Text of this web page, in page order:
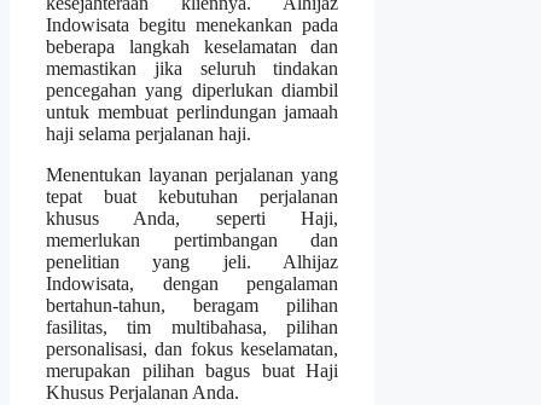
Indowisata begitu menekankan pada
beberapa langkah keselamatan dan
memastikan jika seluruh tindakan
pencegahan yang diperlukan diambil
untuk membuat perlindungan jamaah
haji selama perjalanan haji.
Menentukan layanan perjalanan yang
tepat buat kebutuhan perjalanan
khusus Anda, seperti Haji,
memerlukan pertimbangan dan
penelitian yang jeli. Alhijaz
Indowisata, dengan pengalaman
bertahun-tahun, beragam pilihan
fasilitas, tim multibahasa, pilihan
personalisasi, dan fokus keselamatan,
merupakan pilihan bagus buat Haji
Khusus Perjalanan Anda.